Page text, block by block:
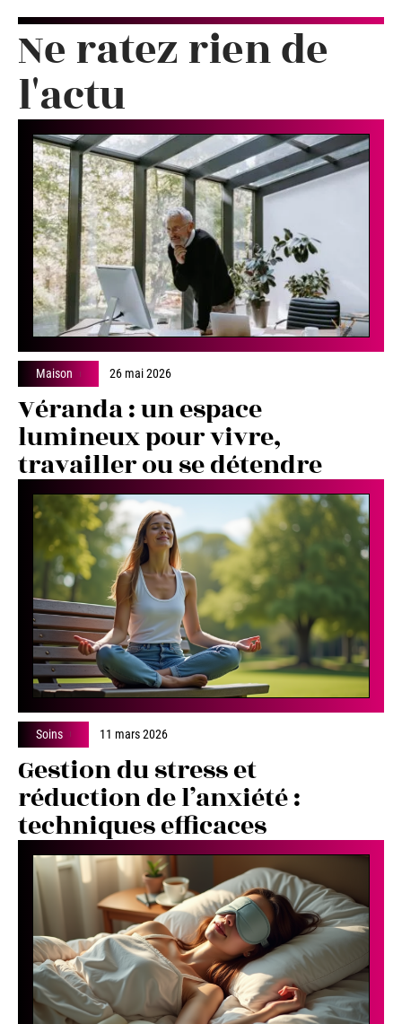
Ne ratez rien de
l'actu
Maison 26 mai 2026
Véranda : un espace
lumineux pour vivre,
travailler ou se détendre
Soins 11 mars 2026
Gestion du stress et
réduction de l’anxiété :
techniques efficaces